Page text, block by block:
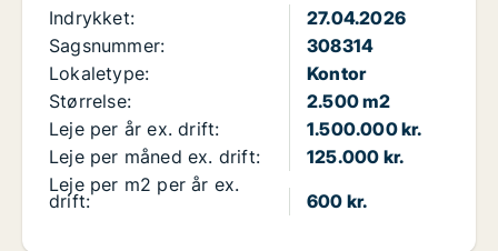
Indrykket:
27.04.2026
Sagsnummer:
308314
Lokaletype:
Kontor
Størrelse:
2.500 m2
Leje per år ex. drift:
1.500.000 kr.
Leje per måned ex. drift:
125.000 kr.
Leje per m2 per år ex.
drift: 600 kr.